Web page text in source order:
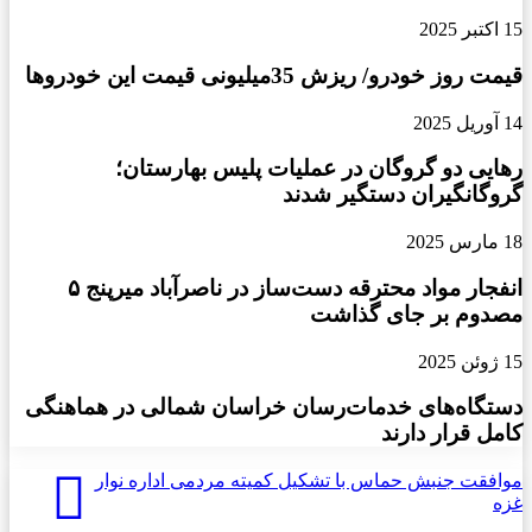
لیتانی است. تصمیمات ذکر شده در قطعنامه
۱۷۰۱، ساز و کارهای مشخص برای اجرا دارند و
از جمله آنها بازیابی مرزهای لبنان در مهلت زمانی
معین است.
توافق آتش بس را نقض کرده است و ما دولت
لبنان و کمیته ناظر بر آتش بس را مسئول پیگیری
هایی را که پشت سر گذاشتیم، ارزیابی خواهیم
کرد و از تجربه های خود در جنگ برای توسعه و
بهبود اوضاع عبرت خواهیم گرفت.
15 اکتبر 2025
قیمت روز خودرو/ ریزش 35میلیونی قیمت این خودروها
14 آوریل 2025
رهایی دو گروگان در عملیات پلیس بهارستان؛
گروگانگیران دستگیر شدند
18 مارس 2025
انفجار مواد محترقه دست‌ساز در ناصرآباد میرپنج ۵
مصدوم بر جای گذاشت
15 ژوئن 2025
دستگاه‌های خدمات‌رسان خراسان شمالی در هماهنگی
کامل قرار دارند
موافقت جنبش حماس با تشکیل کمیته مردمی اداره نوار
غزه